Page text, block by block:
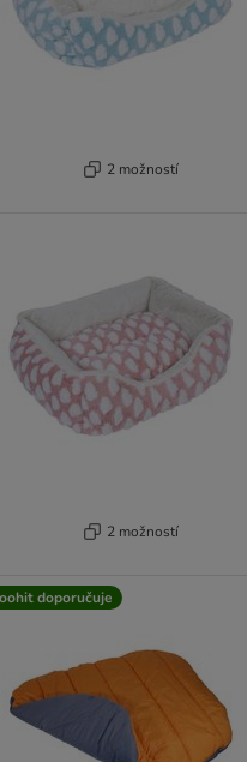
2 možností
2 možností
doporučuje